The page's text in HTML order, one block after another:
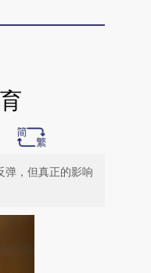
弹，但真正的影响